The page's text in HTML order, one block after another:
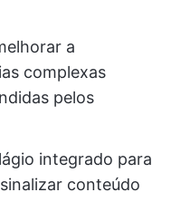
a
complexas
pelos
integrado para
conteúdo